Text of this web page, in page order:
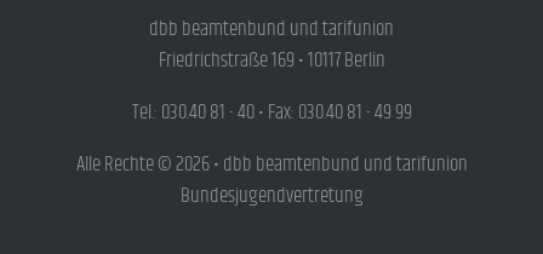
dbb beamtenbund und tarifunion
Friedrichstraße 169 • 10117 Berlin
Tel.: 030.40 81 - 40 • Fax: 030.40 81 - 49 99
Alle Rechte © 2026 • dbb beamtenbund und tarifunion
Bundesjugendvertretung